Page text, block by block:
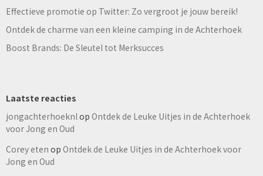
Effectieve promotie op Twitter: Zo vergroot je jouw bereik!
Ontdek de charme van een kleine camping in de Achterhoek
Boost Brands: De Sleutel tot Merksucces
Laatste reacties
jongachterhoeknlop Ontdek de Leuke Uitjes in de Achterhoek
voor Jong en Oud
Corey eten op Ontdek de Leuke Uitjes in de Achterhoek voor
Jong en Oud